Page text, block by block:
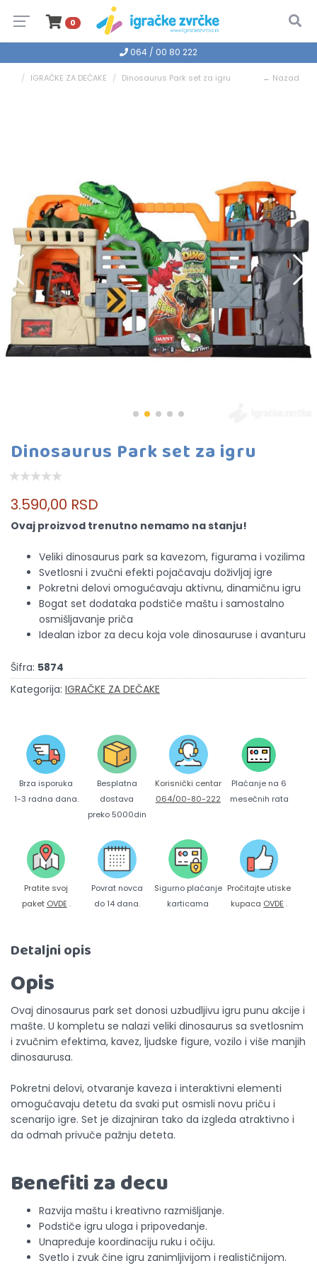
0
064 / 00 80 222
IGRAČKE ZA DEČAKE Dinosaurus Park set za igru ← Nazad
Dinosaurus Park set za igru
3.590,00 RSD
Ovaj proizvod trenutno nemamo na stanju!
Veliki dinosaurus park sa kavezom, figurama i vozilima
Svetlosni i zvučni efekti pojačavaju doživljaj igre
Pokretni delovi omogućavaju aktivnu, dinamičnu igru
Bogat set dodataka podstiče maštu i samostalno
osmišljavanje priča
Idealan izbor za decu koja vole dinosauruse i avanturu
Šifra: 5874
Kategorija: IGRAČKE ZA DEČAKE
Brza isporuka
1-3 radna dana.
Besplatna
dostava
preko 5000din
Korisnički centar
064/00-80-222
Plaćanje na 6
mesečnih rata
Pratite svoj
paket OVDE .
Povrat novca
do 14 dana.
Sigurno plaćanje
karticama
Pročitajte utiske
kupaca OVDE .
Detaljni opis
Opis
Ovaj dinosaurus park set donosi uzbudljivu igru punu akcije i
mašte. U kompletu se nalazi veliki dinosaurus sa svetlosnim
i zvučnim efektima, kavez, ljudske figure, vozilo i više manjih
dinosaurusa.
Pokretni delovi, otvaranje kaveza i interaktivni elementi
omogućavaju detetu da svaki put osmisli novu priču i
scenarijo igre. Set je dizajniran tako da izgleda atraktivno i
da odmah privuče pažnju deteta.
Benefiti za decu
Razvija maštu i kreativno razmišljanje.
Podstiče igru uloga i pripovedanje.
Unapređuje koordinaciju ruku i očiju.
Svetlo i zvuk čine igru zanimljivijom i realističnijom.